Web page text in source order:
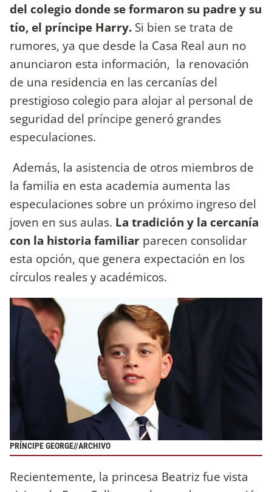
del colegio donde se formaron su padre y su
tío, el príncipe Harry. Si bien se trata de
rumores, ya que desde la Casa Real aun no
anunciaron esta información, la renovación
de una residencia en las cercanías del
prestigioso colegio para alojar al personal de
seguridad del príncipe generó grandes
especulaciones.
Además, la asistencia de otros miembros de
la familia en esta academia aumenta las
especulaciones sobre un próximo ingreso del
joven en sus aulas. La tradición y la cercanía
con la historia familiar parecen consolidar
esta opción, que genera expectación en los
círculos reales y académicos.
PRÍNCIPE GEORGE//ARCHIVO
Recientemente, la princesa Beatriz fue vista